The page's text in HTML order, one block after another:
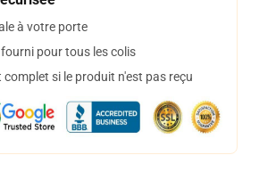
à votre porte
pour tous les colis
complet si le produit n'est pas reçu